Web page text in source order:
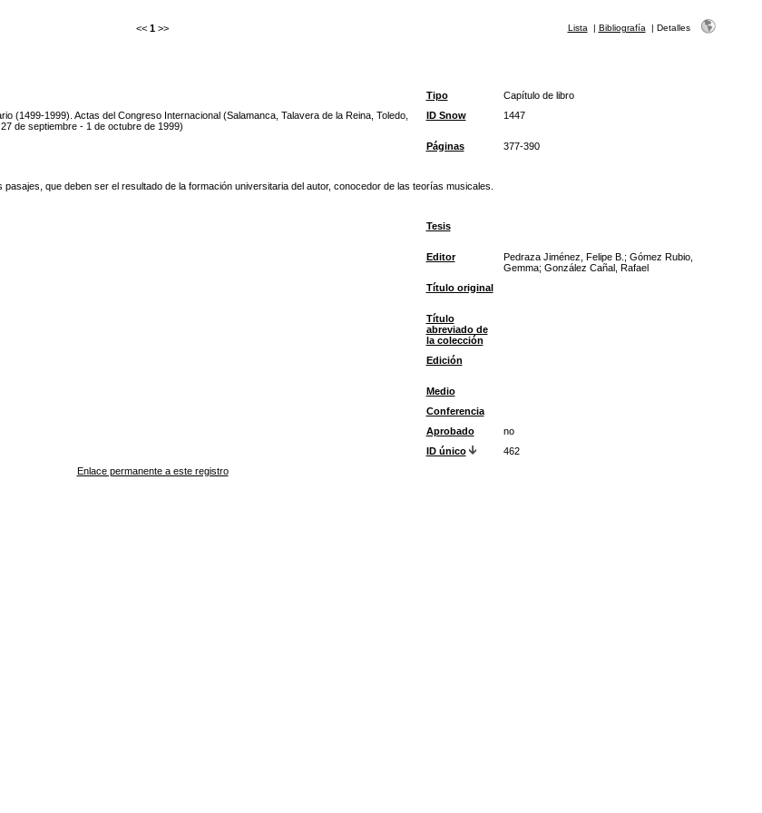
<< 1 >> Lista | Bibliografía | Detalles
Tipo
Capítulo de libro
(1499-1999). Actas del Congreso Internacional (Salamanca, Talavera de la Reina, Toledo,
de septiembre - 1 de octubre de 1999)
ID Snow 1447
Páginas
377-390
que deben ser el resultado de la formación universitaria del autor, conocedor de las teorías musicales.
Tesis
Editor
Pedraza Jiménez, Felipe B.; Gómez Rubio,
Gemma; González Cañal, Rafael
Título original
Título
abreviado de
la colección
Edición
Medio
Conferencia
Aprobado
no
ID único
462
Enlace permanente a este registro